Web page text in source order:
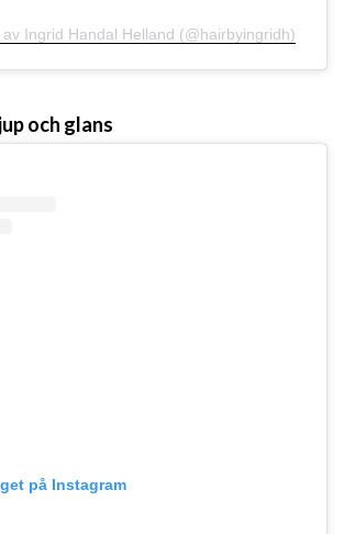
Ingrid Handal Helland (@hairbyingridh)
och glans
på Instagram